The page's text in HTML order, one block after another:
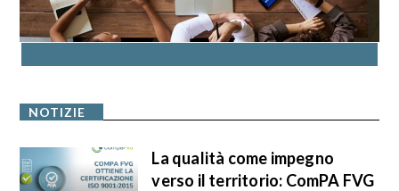
NOTIZIE
La qualità come impegno
verso il territorio: ComPA FVG